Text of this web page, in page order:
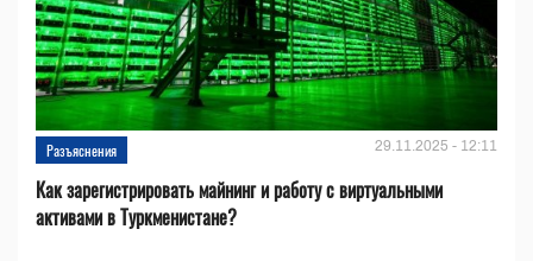
Разъяснения 29.11.2025 - 12:11
Как зарегистрировать майнинг и работу с виртуальными
активами в Туркменистане?